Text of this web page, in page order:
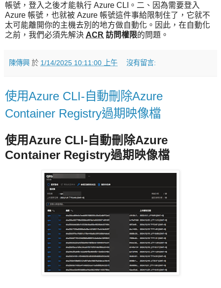
帳號，登入之後才能執行 Azure CLI。二、因為需要登入
Azure 帳號，也就被 Azure 帳號這件事給限制住了，它就不
太可能離開你的主機去別的地方做自動化。因此，在自動化
之前，我們必須先解決 ACR 訪問權限的問題。
陳傳興 於 1/14/2025 10:11:00 上午 沒有留言:
使用Azure CLI-自動刪除Azure
Container Registry過期映像檔
使用Azure CLI-自動刪除Azure
Container Registry過期映像檔